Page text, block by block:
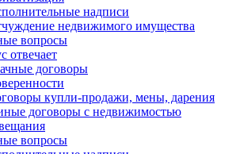
надписи
недвижимого имущества
вопросы
отвечает
договоры
купли-продажи, мены, дарения
договоры с недвижимостью
вопросы